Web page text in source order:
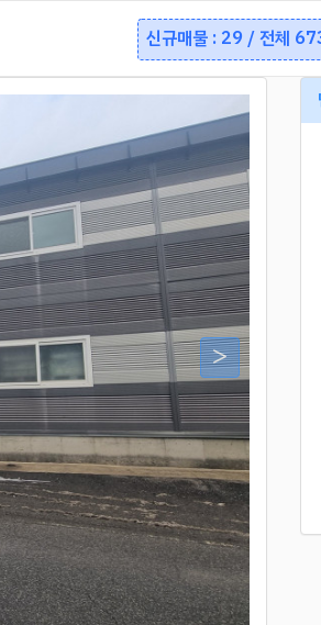
신규매물 : 29 / 전체